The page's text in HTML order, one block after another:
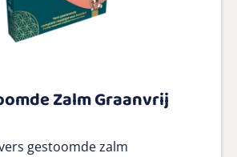
Zalm Graanvrij
gestoomde zalm